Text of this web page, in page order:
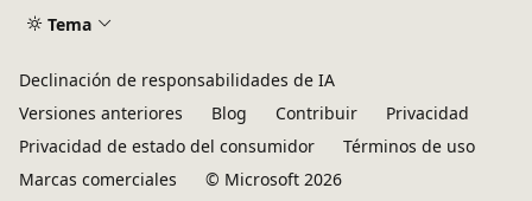
Tema
Declinación de responsabilidades de IA
Versiones anteriores
Blog Contribuir
Privacidad
Privacidad de estado del consumidor
Términos de uso
Marcas comerciales
© Microsoft 2026